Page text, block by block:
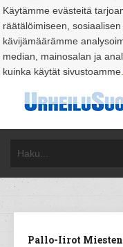
Käytämme evästeitä
räätälöimiseen,
kävijämäärämme
median, mainosalan ja
kuinka käytät sivustoamme.
Pallo-Iirot Miesten